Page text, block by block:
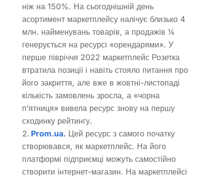
ніж на 150%. На сьогоднішній день
асортимент маркетплейсу налічує близько 4
млн. найменувань товарів, а продажів ¼
генерується на ресурсі «орендарями». У
перше півріччя 2022 маркетплейс Розетка
втратила позиції і навіть стояло питання про
його закриття, але вже в жовтні-листопаді
кількість замовлень зросла, а «чорна
п’ятниця» вивела ресурс знову на першу
сходинку рейтингу.
Prom.ua. Цей ресурс з самого початку
створювався, як маркетплейс. На його
платформі підприємці можуть самостійно
створити інтернет-магазин. На маркетплейсі